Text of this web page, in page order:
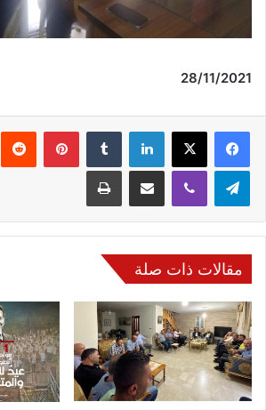
28/11/2021 عمدة الإعلام
فيسبوك لينكدإن بينتيريست
مقالات ذات صلة